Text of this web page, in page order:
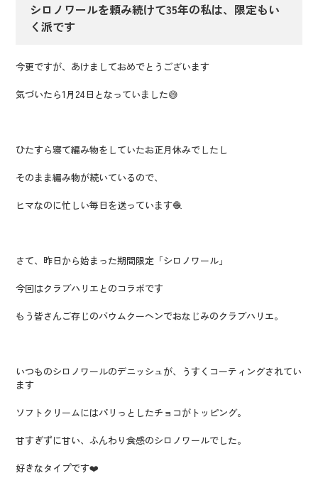
シロノワールを頼み続けて35年の私は、限定もい
く派です
今更ですが、あけましておめでとうございます
気づいたら1月24日となっていました😅
ひたすら寝て編み物をしていたお正月休みでしたし
そのまま編み物が続いているので、
ヒマなのに忙しい毎日を送っています🧶
さて、昨日から始まった期間限定「シロノワール」
今回はクラブハリエとのコラボです
もう皆さんご存じのバウムクーヘンでおなじみのクラブハリエ。
いつものシロノワールのデニッシュが、うすくコーティングされてい
ます
ソフトクリームにはパリっとしたチョコがトッピング。
甘すぎずに甘い、ふんわり食感のシロノワールでした。
好きなタイプです❤️